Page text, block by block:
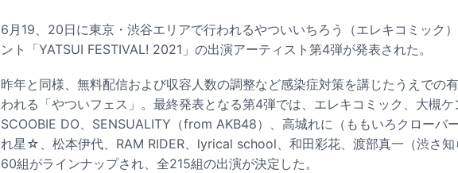
6月19、20日に東京・渋谷エリアで行われるやついいちろう（エレキコミック
ント「YATSUI FESTIVAL! 2021」の出演アーティスト第4弾が発表された。
昨年と同様、無料配信および収容人数の調整など感染症対策を講じたうえでの
われる「やついフェス」。最終発表となる第4弾では、エレキコミック、大槻ケ
SCOOBIE DO、SENSUALITY（from AKB48）、高城れに（ももいろクローバ
れ星☆、松本伊代、RAM RIDER、lyrical school、和田彩花、渡部真一（渋さ知
60組がラインナップされ、全215組の出演が決定した。